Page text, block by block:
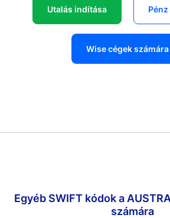
Utalás indítása
Wise cégek számára
Egyéb SWIFT kódok a
számára